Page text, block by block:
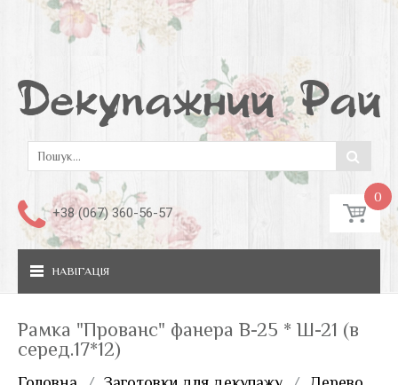
0
+38 (067) 360-56-57
НАВІГАЦІЯ
Рамка "Прованс" фанера В-25 * Ш-21 (в
серед.17*12)